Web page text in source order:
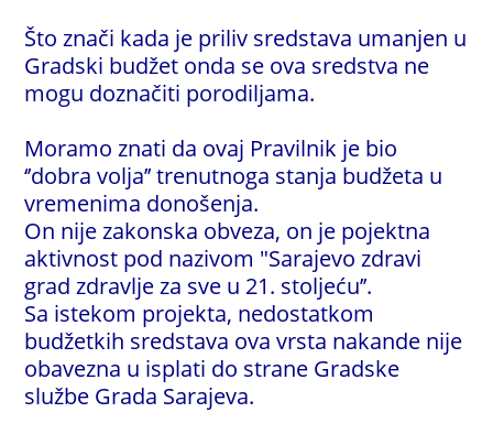
Što znači kada je priliv sredstava umanjen u
Gradski budžet onda se ova sredstva ne
mogu doznačiti porodiljama.
Moramo znati da ovaj Pravilnik je bio
‘’dobra volja’’ trenutnoga stanja budžeta u
vremenima donošenja.
On nije zakonska obveza, on je pojektna
aktivnost pod nazivom "Sarajevo zdravi
grad zdravlje za sve u 21. stoljeću’’.
Sa istekom projekta, nedostatkom
budžetkih sredstava ova vrsta nakande nije
obavezna u isplati do strane Gradske
službe Grada Sarajeva.